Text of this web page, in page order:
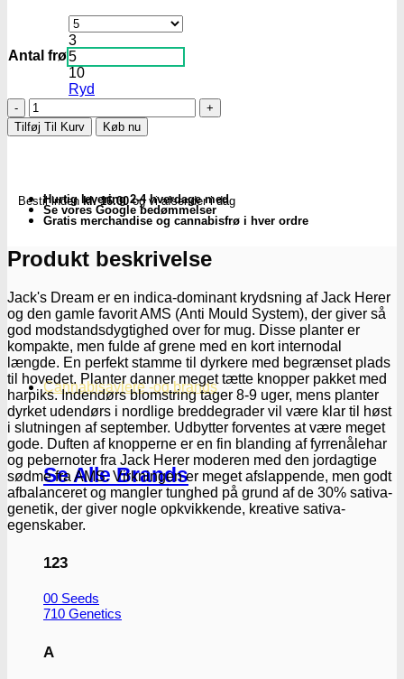
Cannabisavlere -og brands
Se Alle Brands
123
00 Seeds
710 Genetics
A
Antal frø
3
5
10
Ryd
Jack's
Dream
|
–
Green
Seeds
antal
Tilføj Til Kurv Køb nu
Bestil indenkl. 16.00og vi afsender i dag
Hurtig levering 2-4 hverdage med
Se vores Google bedømmelser
Gratis merchandise og cannabisfrø i hver ordre
Produkt beskrivelse
Jack's Dream er en indica-dominant krydsning af Jack Herer
og den gamle favorit AMS (Anti Mould System), der giver så
god modstandsdygtighed over for mug. Disse planter er
kompakte, men fulde af grene med en kort internodal
længde. En perfekt stamme til dyrkere med begrænset plads
til hovedet. Planter danner meget tætte knopper pakket med
harpiks. Indendørs blomstring tager 8-9 uger, mens planter
dyrket udendørs i nordlige breddegrader vil være klar til høst
i slutningen af september. Udbytter forventes at være meget
gode. Duften af knopperne er en fin blanding af fyrrenålehar
og pebernoter fra Jack Herer moderen med den jordagtige
sødme fra AMS. Virkningen er meget afslappende, men godt
afbalanceret og mangler tunghed på grund af de 30% sativa-
genetik, der giver nogle opkvikkende, kreative sativa-
egenskaber.